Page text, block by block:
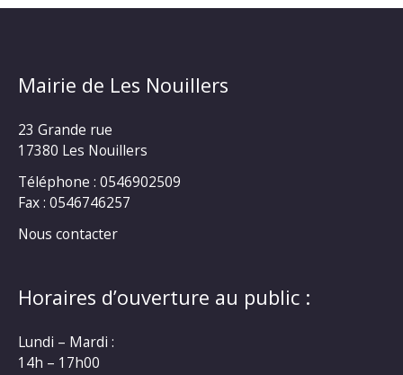
Mairie de Les Nouillers
23 Grande rue
17380 Les Nouillers
Téléphone : 0546902509
Fax : 0546746257
Nous contacter
Horaires d’ouverture au public :
Lundi – Mardi :
14h – 17h00